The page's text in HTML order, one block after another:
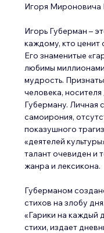
Игоря Мироновича
Игорь Губерман –
каждому, кто
Его знаменитые
любимы
мудрость.
человека,
Губерману. Личная
самоирония,
показушного
«деятелей
талант очевиден и
жанра и лексикона.
Губерманом
стихов на злобу
«Гарики на каждый
стихи, издает